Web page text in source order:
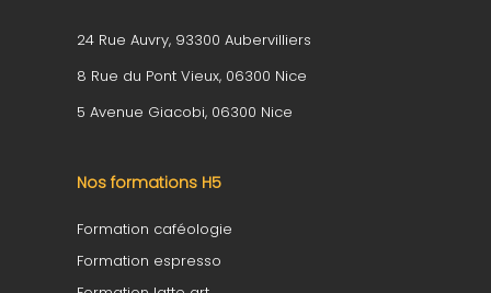
24 Rue Auvry, 93300 Aubervilliers
8 Rue du Pont Vieux, 06300 Nice
5 Avenue Giacobi, 06300 Nice
Nos formations H5
Formation caféologie
Formation espresso